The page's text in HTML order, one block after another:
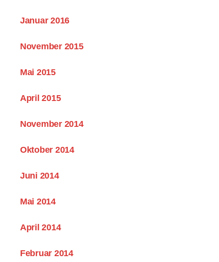
Januar 2016
November 2015
Mai 2015
April 2015
November 2014
Oktober 2014
Juni 2014
Mai 2014
April 2014
Februar 2014